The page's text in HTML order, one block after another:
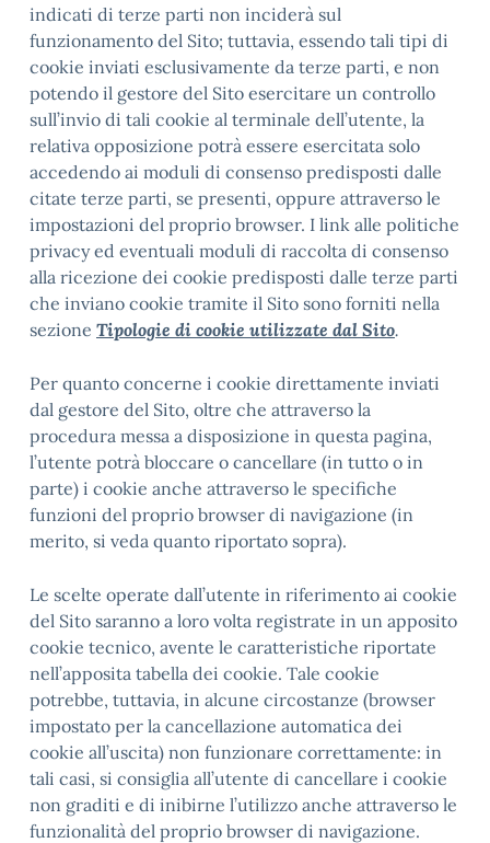
indicati di terze parti non inciderà sul
funzionamento del Sito; tuttavia, essendo tali tipi di
cookie inviati esclusivamente da terze parti, e non
potendo il gestore del Sito esercitare un controllo
sull’invio di tali cookie al terminale dell’utente, la
relativa opposizione potrà essere esercitata solo
accedendo ai moduli di consenso predisposti dalle
citate terze parti, se presenti, oppure attraverso le
impostazioni del proprio browser. I link alle politiche
privacy ed eventuali moduli di raccolta di consenso
alla ricezione dei cookie predisposti dalle terze parti
che inviano cookie tramite il Sito sono forniti nella
sezione Tipologie di cookie utilizzate dal Sito.
Per quanto concerne i cookie direttamente inviati
dal gestore del Sito, oltre che attraverso la
procedura messa a disposizione in questa pagina,
l’utente potrà bloccare o cancellare (in tutto o in
parte) i cookie anche attraverso le specifiche
funzioni del proprio browser di navigazione (in
merito, si veda quanto riportato sopra).
Le scelte operate dall’utente in riferimento ai cookie
del Sito saranno a loro volta registrate in un apposito
cookie tecnico, avente le caratteristiche riportate
nell’apposita tabella dei cookie. Tale cookie
potrebbe, tuttavia, in alcune circostanze (browser
impostato per la cancellazione automatica dei
cookie all’uscita) non funzionare correttamente: in
tali casi, si consiglia all’utente di cancellare i cookie
non graditi e di inibirne l’utilizzo anche attraverso le
funzionalità del proprio browser di navigazione.